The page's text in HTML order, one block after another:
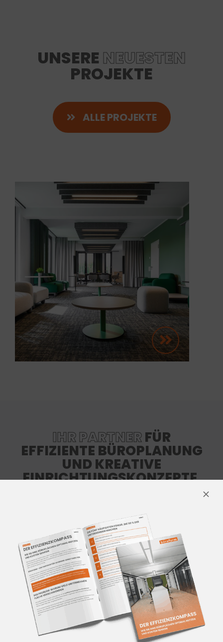
UNSERE NEUESTEN
PROJEKTE
ALLE PROJEKTE
IHR PARTNERFÜR
EFFIZIENTE BÜROPLANUNG
UND KREATIVE
EINRICHTUNGSKONZEPTE.
bringen Ihr Projekt zum Erfolg.
ALLE LEISTUNGEN